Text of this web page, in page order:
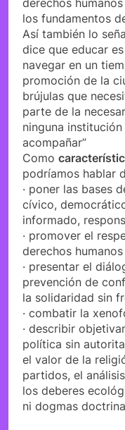
los fundamentos
Así también lo
dice que educar
navegar en un
promoción de la
brújulas que
parte de la
ninguna
acompañar”
Como
podríamos hablar
· poner las bases
cívico,
informado,
· promover el
derechos
· presentar el
prevención de
la solidaridad sin
· combatir la
· describir
política sin
el valor de la
partidos, el
los deberes
ni dogmas